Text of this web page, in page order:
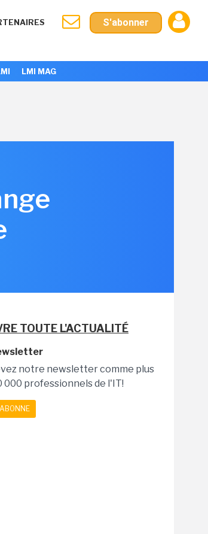
S'abonner
LMI MAG
TOUTE L'ACTUALITÉ
notre newsletter comme plus
000 professionnels de l'IT!